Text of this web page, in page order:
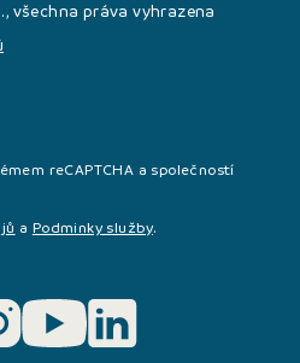
všechna práva vyhrazena
reCAPTCHA a společností
a Podminky služby.